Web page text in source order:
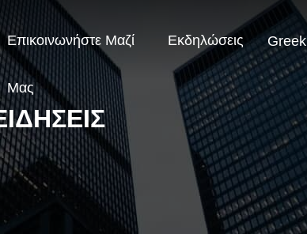
Επικοινωνήστε Μαζί
Μας
Εκδηλώσεις Greek